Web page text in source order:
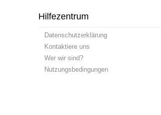
Hilfezentrum
Datenschutzerklärung
Kontaktiere uns
Wer wir sind?
Nutzungsbedingungen